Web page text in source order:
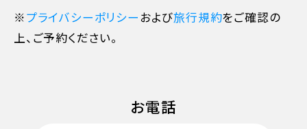
※プライバシーポリシーおよび旅行規約をご確認の
上、ご予約ください。
お電話